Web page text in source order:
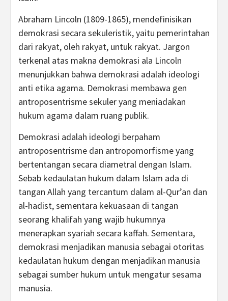
Abraham Lincoln (1809-1865), mendefinisikan
demokrasi secara sekuleristik, yaitu pemerintahan
dari rakyat, oleh rakyat, untuk rakyat. Jargon
terkenal atas makna demokrasi ala Lincoln
menunjukkan bahwa demokrasi adalah ideologi
anti etika agama. Demokrasi membawa gen
antroposentrisme sekuler yang meniadakan
hukum agama dalam ruang publik.
Demokrasi adalah ideologi berpaham
antroposentrisme dan antropomorfisme yang
bertentangan secara diametral dengan Islam.
Sebab kedaulatan hukum dalam Islam ada di
tangan Allah yang tercantum dalam al-Qur’an dan
al-hadist, sementara kekuasaan di tangan
seorang khalifah yang wajib hukumnya
menerapkan syariah secara kaffah. Sementara,
demokrasi menjadikan manusia sebagai otoritas
kedaulatan hukum dengan menjadikan manusia
sebagai sumber hukum untuk mengatur sesama
manusia.